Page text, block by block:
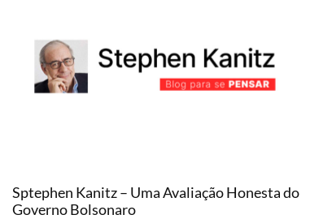
Sptephen Kanitz – Uma Avaliação Honesta do
Governo Bolsonaro